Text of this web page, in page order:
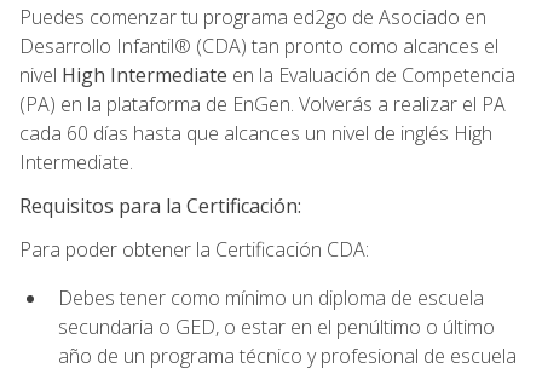
Puedes comenzar tu programa ed2go de Asociado en
Desarrollo Infantil® (CDA) tan pronto como alcances el
nivel High Intermediate en la Evaluación de Competencia
(PA) en la plataforma de EnGen. Volverás a realizar el PA
cada 60 días hasta que alcances un nivel de inglés High
Intermediate.
Requisitos para la Certificación:
Para poder obtener la Certificación CDA:
Debes tener como mínimo un diploma de escuela
secundaria o GED, o estar en el penúltimo o último
año de un programa técnico y profesional de escuela